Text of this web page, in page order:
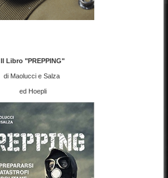
Il Libro "PREPPING"
di Maolucci e Salza
ed Hoepli